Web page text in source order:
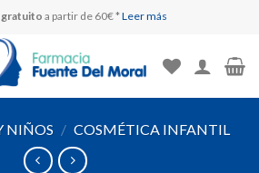
gratuito a partir de 60€ * Leer más
NIÑOS / COSMÉTICA INFANTIL